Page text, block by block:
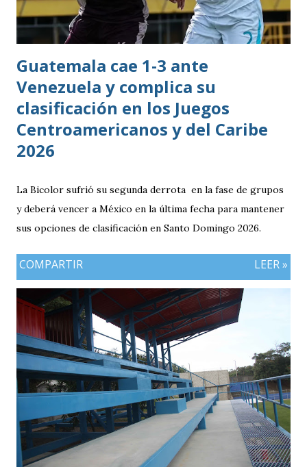
Guatemala cae 1-3 ante
Venezuela y complica su
clasificación en los Juegos
Centroamericanos y del Caribe
2026
La Bicolor sufrió su segunda derrota en la fase de grupos
y deberá vencer a México en la última fecha para mantener
sus opciones de clasificación en Santo Domingo 2026.
COMPARTIR LEER »